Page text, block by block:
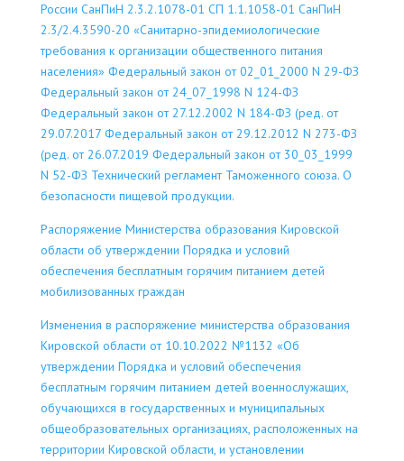
России СанПиН 2.3.2.1078-01 СП 1.1.1058-01 СанПиН
2.3/2.4.3590-20 «Санитарно-эпидемиологические
требования к организации общественного питания
населения» Федеральный закон от 02_01_2000 N 29-ФЗ
Федеральный закон от 24_07_1998 N 124-ФЗ
Федеральный закон от 27.12.2002 N 184-ФЗ (ред. от
29.07.2017 Федеральный закон от 29.12.2012 N 273-ФЗ
(ред. от 26.07.2019 Федеральный закон от 30_03_1999
N 52-ФЗ Технический регламент Таможенного союза. О
безопасности пищевой продукции.
Распоряжение Министерства образования Кировской
области об утверждении Порядка и условий
обеспечения бесплатным горячим питанием детей
мобилизованных граждан
Изменения в распоряжение министерства образования
Кировской области от 10.10.2022 №1132 «Об
утверждении Порядка и условий обеспечения
бесплатным горячим питанием детей военнослужащих,
обучающихся в государственных и муниципальных
общеобразовательных организациях, расположенных на
территории Кировской области, и установлении